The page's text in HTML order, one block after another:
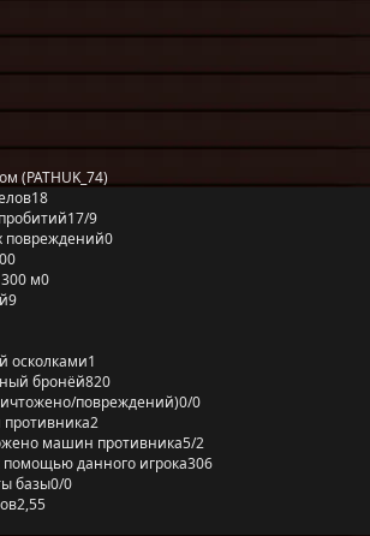
(PATHUK_74)
18
17/9
повреждений0
м0
9
осколками1
бронёй820
повреждений)0/0
2
машин противника5/2
данного игрока306
базы0/0
2,55